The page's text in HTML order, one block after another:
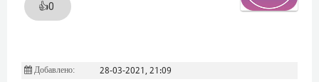
👍0
Добавлено: 28-03-2021, 21:09